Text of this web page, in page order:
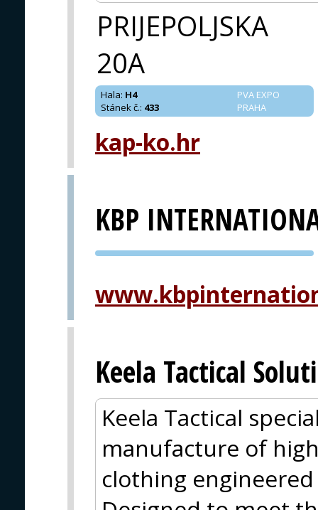
PRIJEPOLJSKA
20A
PVA EXPO
PRAHA
Hala: H4
Stánek č.: 433
kap-ko.hr
KBP
PVA EXPO
Keela Tactical
Keela Tactical
manufacture of
clothing